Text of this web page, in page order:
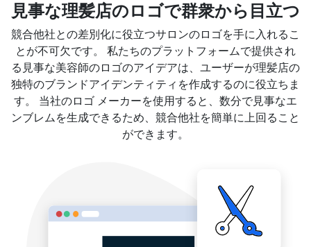
見事な理髪店のロゴで群衆から目立つ
競合他社との差別化に役立つサロンのロゴを手に入れるこ
とが不可欠です。 私たちのプラットフォームで提供され
る見事な美容師のロゴのアイデアは、ユーザーが理髪店の
独特のブランドアイデンティティを作成するのに役立ちま
す。 当社のロゴ メーカーを使用すると、数分で見事なエ
ンブレムを生成できるため、競合他社を簡単に上回ること
ができます。